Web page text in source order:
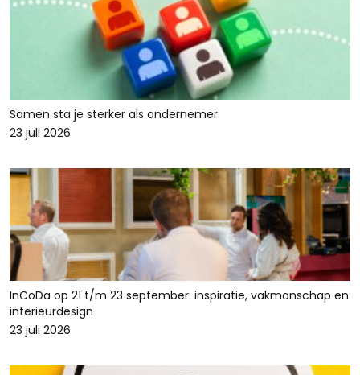
Samen sta je sterker als ondernemer
23 juli 2026
InCoDa op 21 t/m 23 september: inspiratie, vakmanschap en
interieurdesign
23 juli 2026